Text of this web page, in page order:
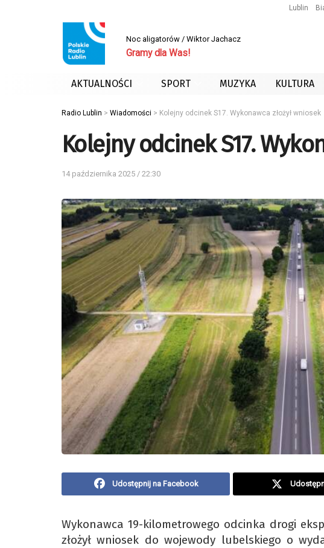
Lublin
Noc aligatorów / Wiktor Jachacz
Gramy dla Was!
AKTUALNOŚCI SPORT MUZYKA KULTURA
Radio Lublin > Wiadomości > Kolejny odcinek S17. Wykonawca złożył wniosek
Kolejny odcinek S17.
14 października 2025 / 22:30
Udostępnij na Facebook
Wykonawca 19-kilometrowego odcinka drogi
złożył wniosek do wojewody lubelskiego o